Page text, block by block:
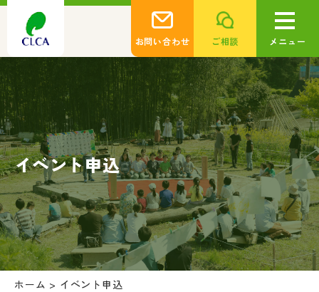
お問い合わせ ご相談 メニュー
イベント申込
ホーム > イベント申込